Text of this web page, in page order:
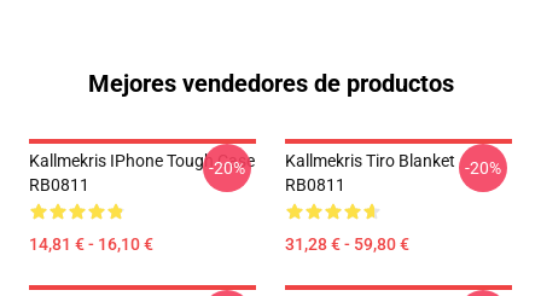
Mejores vendedores de productos
Kallmekris IPhone Tough Case
RB0811
14,81 € - 16,10 €
-20%
Kallmekris Tiro Blanket
RB0811
31,28 € - 59,80 €
-20%